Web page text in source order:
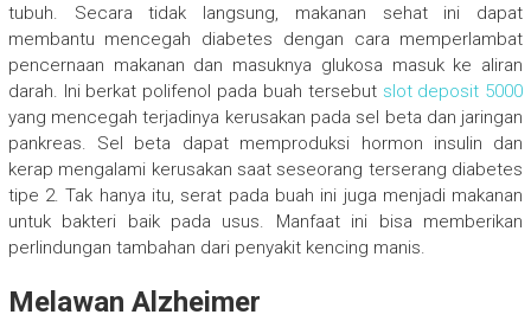
tubuh. Secara tidak langsung, makanan sehat ini dapat
membantu mencegah diabetes dengan cara memperlambat
pencernaan makanan dan masuknya glukosa masuk ke aliran
darah. Ini berkat polifenol pada buah tersebut slot deposit 5000
yang mencegah terjadinya kerusakan pada sel beta dan jaringan
pankreas. Sel beta dapat memproduksi hormon insulin dan
kerap mengalami kerusakan saat seseorang terserang diabetes
tipe 2. Tak hanya itu, serat pada buah ini juga menjadi makanan
untuk bakteri baik pada usus. Manfaat ini bisa memberikan
perlindungan tambahan dari penyakit kencing manis.
Melawan Alzheimer